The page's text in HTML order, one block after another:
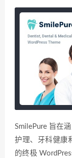
SmilePure 旨在
护理、牙科健康
的终极